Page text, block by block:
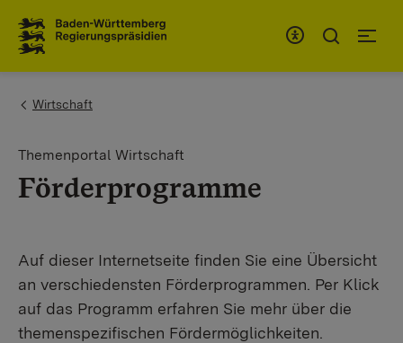
You are here:
Wirtschaft
Themenportal Wirtschaft
Förderprogramme
Auf dieser Internetseite finden Sie eine Übersicht
an verschiedensten Förderprogrammen. Per Klick
auf das Programm erfahren Sie mehr über die
themenspezifischen Fördermöglichkeiten.